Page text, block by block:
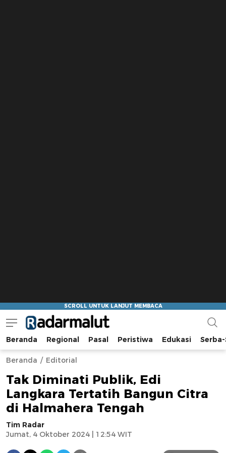
Radar Malut
Bacaan Nyindir
Beranda Regional Pasal Peristiwa Edukasi
Beranda Editorial
Tak Diminati Publik, Edi
Langkara Tertatih Bangun Citra
di Halmahera Tengah
Tim Radar
Jumat, 4 Oktober 2024 | 12:54 WIT